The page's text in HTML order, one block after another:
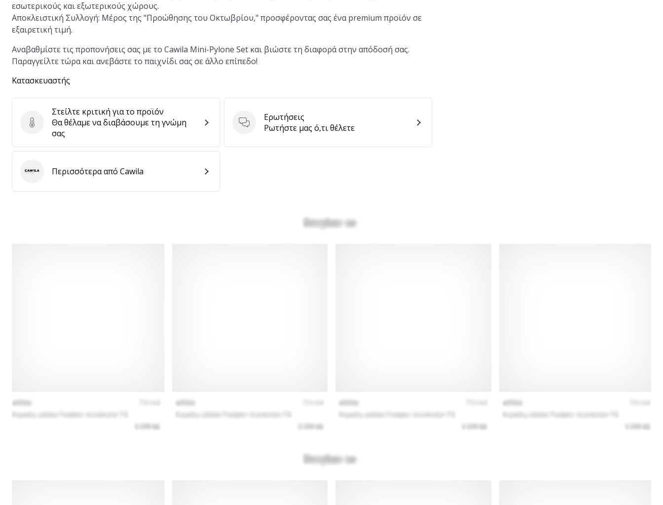
εσωτερικούς και εξωτερικούς χώρους.
Αποκλειστική Συλλογή: Μέρος της "Προώθησης του Οκτωβρίου," προσφέροντας σας ένα premium προϊόν σε
εξαιρετική τιμή.
Αναβαθμίστε τις προπονήσεις σας με το Cawila Mini-Pylone Set και βιώστε τη διαφορά στην απόδοσή σας.
Παραγγείλτε τώρα και ανεβάστε το παιχνίδι σας σε άλλο επίπεδο!
Κατασκευαστής
Στείλτε κριτική για το προϊόν
Στείλτε κριτική για το προϊόν
Θα θέλαμε να διαβάσουμε τη γνώμη
σας
Ερωτήσεις
Ερωτήσεις
Ρωτήστε μας ό,τι θέλετε
CawilaΠερισσότερα από Cawila